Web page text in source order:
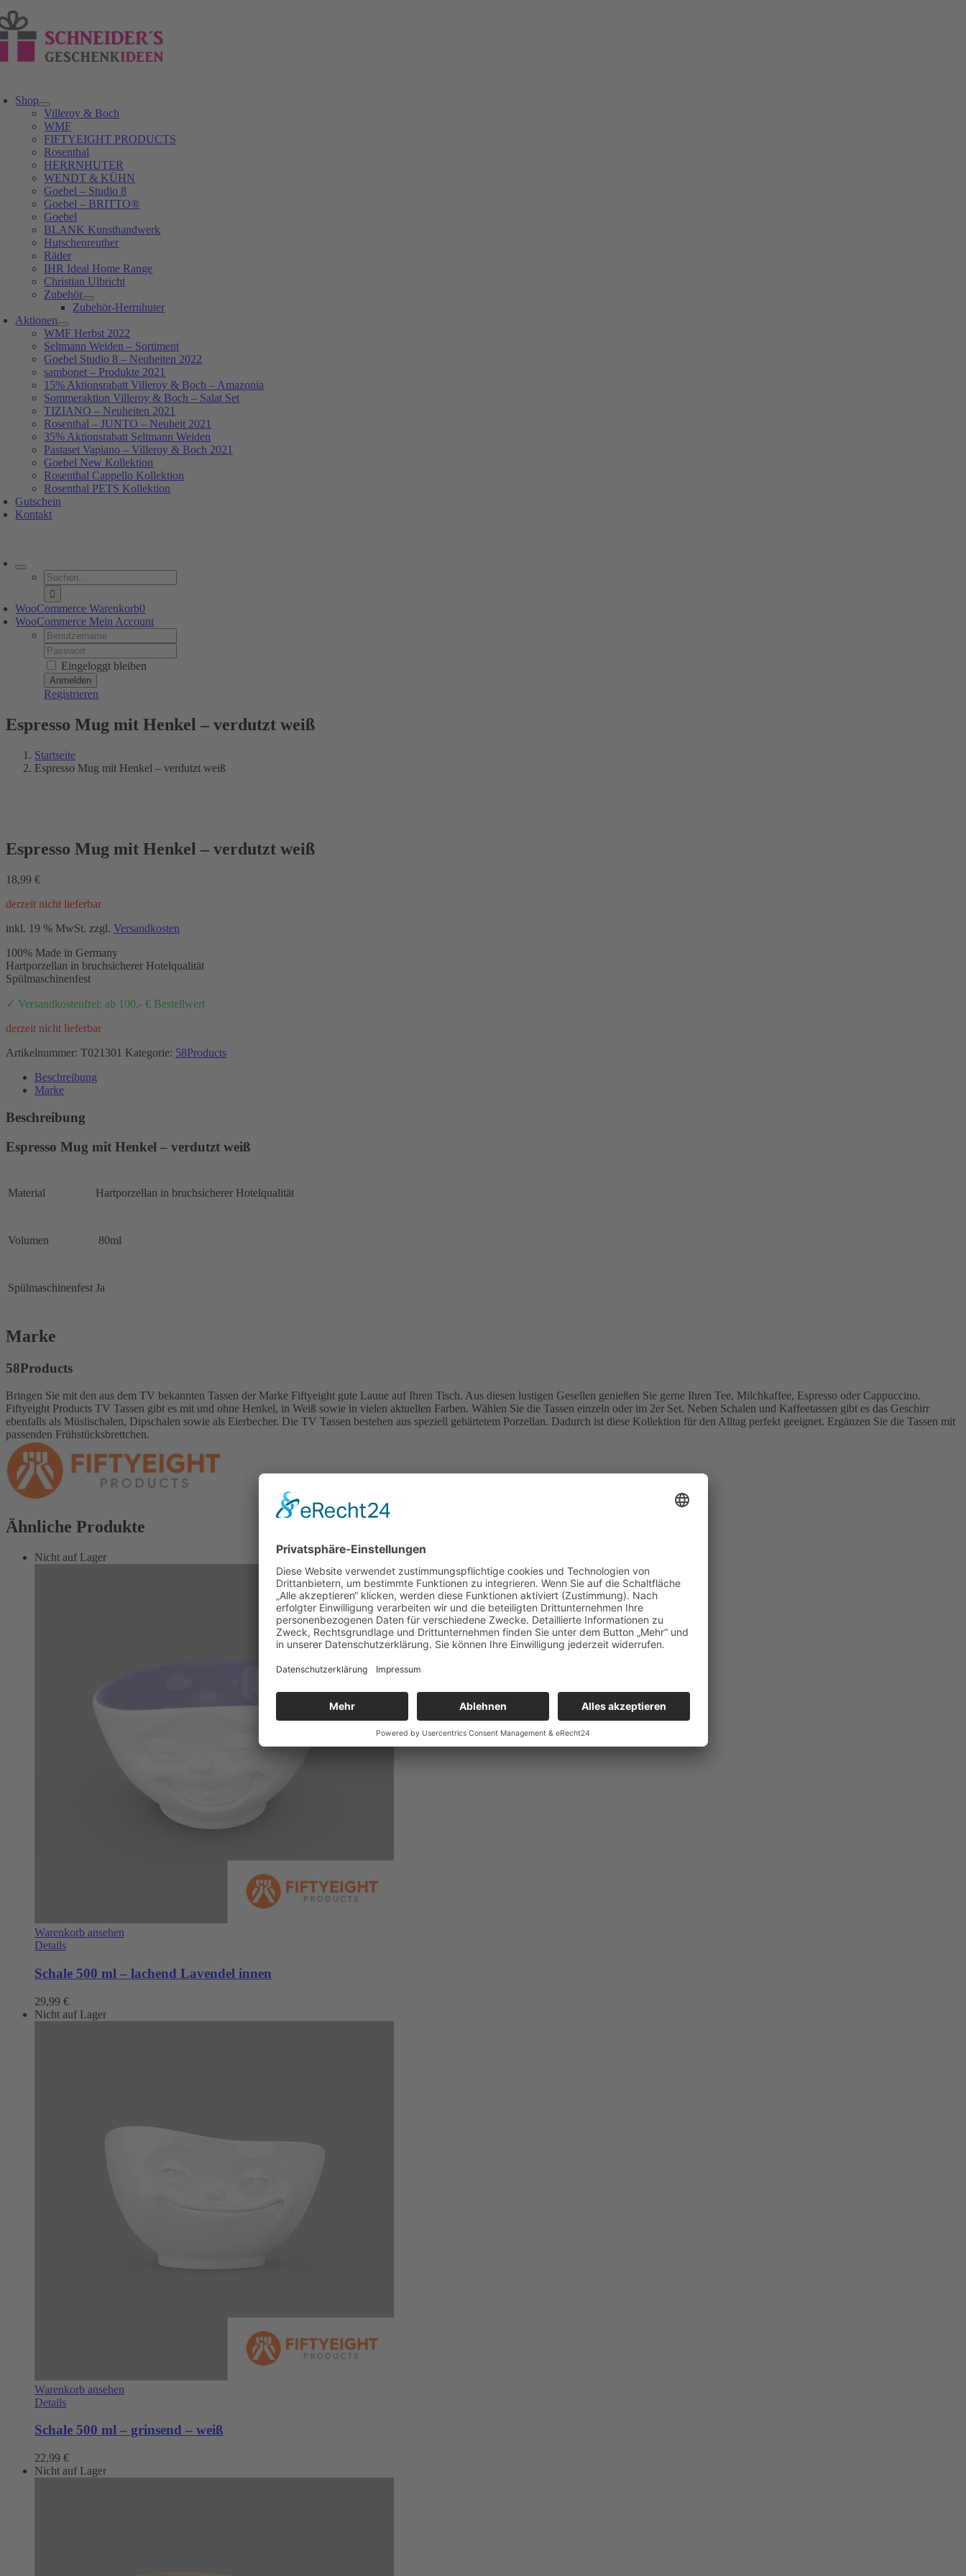
Zum
Inhalt
springen
Shop
Villeroy & Boch
WMF
FIFTYEIGHT PRODUCTS
Rosenthal
HERRNHUTER
WENDT & KÜHN
Goebel – Studio 8
Goebel – BRITTO®
Goebel
BLANK Kunsthandwerk
Hutschenreuther
Räder
IHR Ideal Home Range
Christian Ulbricht
Zubehör
Zubehör-Herrnhuter
Aktionen
WMF Herbst 2022
Seltmann Weiden – Sortiment
Goebel Studio 8 – Neuheiten 2022
sambonet – Produkte 2021
15% Aktionsrabatt Villeroy & Boch – Amazonia
Sommeraktion Villeroy & Boch – Salat Set
TIZIANO – Neuheiten 2021
Rosenthal – JUNTO – Neuheit 2021
35% Aktionsrabatt Seltmann Weiden
Pastaset Vapiano – Villeroy & Boch 2021
Goebel New Kollektion
Rosenthal Cappello Kollektion
Rosenthal PETS Kollektion
Gutschein
Kontakt
Suche
nach:
WooCommerce Warenkorb0
WooCommerce Mein Account
Username:
Password:
Eingeloggt bleiben
Registrieren
Espresso Mug mit Henkel – verdutzt weiß
Startseite
Espresso Mug mit Henkel – verdutzt weiß
Espresso Mug mit Henkel – verdutzt weiß
18,99 €
derzeit nicht lieferbar
inkl. 19 % MwSt. zzgl. Versandkosten
100% Made in Germany
Hartporzellan in bruchsicherer Hotelqualität
Spülmaschinenfest
✓ Versandkostenfrei: ab 100,- € Bestellwert
derzeit nicht lieferbar
Artikelnummer: T021301 Kategorie: 58Products
Beschreibung
Marke
Beschreibung
Espresso Mug mit Henkel – verdutzt weiß
Material Hartporzellan in bruchsicherer Hotelqualität
Volumen 80ml
Spülmaschinenfest Ja
Marke
58Products
Bringen Sie mit den aus dem TV bekannten Tassen der Marke Fiftyeight gute Laune auf Ihren Tisch. Aus diesen lustigen Gesellen genießen Sie gerne Ihren Tee, Milchkaffee, Espresso oder Cappuccino.
Fiftyeight Products TV Tassen gibt es mit und ohne Henkel, in Weiß sowie in vielen aktuellen Farben. Wählen Sie die Tassen einzeln oder im 2er Set. Neben Schalen und Kaffeetassen gibt es das Geschirr
ebenfalls als Müslischalen, Dipschalen sowie als Eierbecher. Die TV Tassen bestehen aus speziell gehärtetem Porzellan. Dadurch ist diese Kollektion für den Alltag perfekt geeignet. Ergänzen Sie die Tassen mit
passenden Frühstücksbrettchen.
Ähnliche Produkte
Nicht auf Lager
Warenkorb ansehen
Details
Schale 500 ml – lachend Lavendel innen
29,99 €
Nicht auf Lager
Warenkorb ansehen
Details
Schale 500 ml – grinsend – weiß
22,99 €
Nicht auf Lager